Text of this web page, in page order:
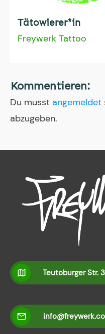
Tätowierer*in
Freywerk Tattoo
Kommentieren:
Du musst angemeldet
abzugeben.
Teutoburger Str.